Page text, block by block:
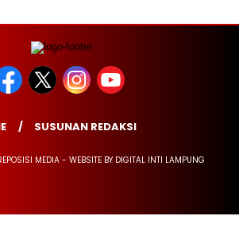
SUSUNAN REDAKSI
MEDIA - WEBSITE BY DIGITAL INTI LAMPUNG